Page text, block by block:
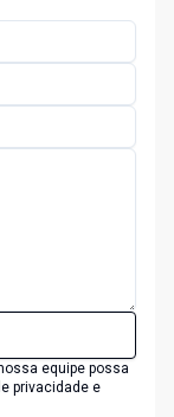
equipe possa
privacidade e